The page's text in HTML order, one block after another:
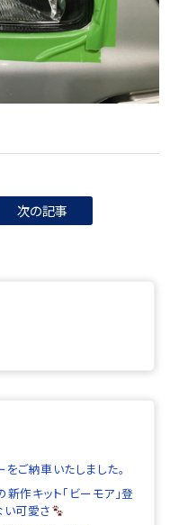
次の記事
ご納車いたしました。
作キット「ビーモア」登
い可愛さ